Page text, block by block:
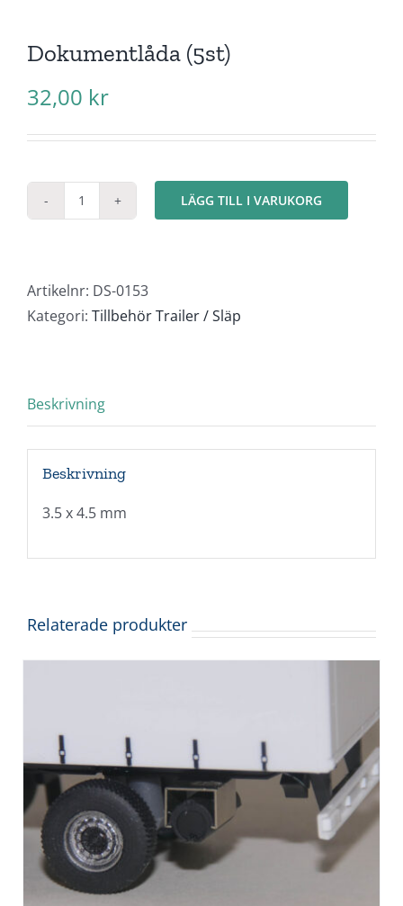
Dokumentlåda (5st)
32,00 kr
Dokumentlåda
LÄGG TILL I VARUKORG
Artikelnr: DS-0153
Kategori: Tillbehör Trailer / Släp
Beskrivning
Beskrivning
3.5 x 4.5 mm
Relaterade produkter